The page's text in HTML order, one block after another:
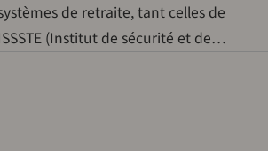
de retraite, tant celles de
(Institut de sécurité et de…